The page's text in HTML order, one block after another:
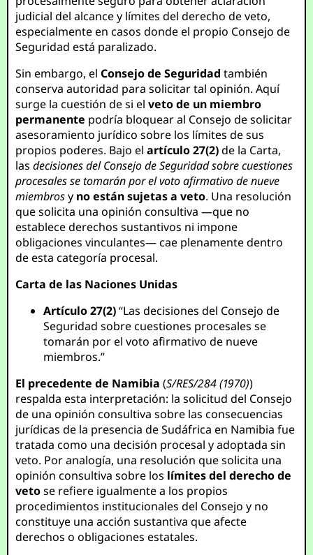
judicial del alcance y límites del derecho de veto,
especialmente en casos donde el propio Consejo de
Seguridad está paralizado.
Sin embargo, elConsejo de Seguridad también
conserva autoridad para solicitar tal opinión. Aquí
surge la cuestión de si elveto de un miembro
permanente podría bloquear al Consejo de solicitar
asesoramiento jurídico sobre los límites de sus
propios poderes. Bajo elartículo 27(2)de la Carta,
lasdecisiones del Consejo de Seguridad sobre cuestiones
procesales se tomarán por el voto afirmativo de nueve
miembrosy no están sujetas a veto. Una resolución
que solicita una opinión consultiva —que no
establece derechos sustantivos ni impone
obligaciones vinculantes— cae plenamente dentro
de esta categoría procesal.
Carta de las Naciones Unidas
Artículo 27(2)“Las decisiones del Consejo de
Seguridad sobre cuestiones procesales se
tomarán por el voto afirmativo de nueve
miembros.”
El precedente de Namibia (S/RES/284 (1970))
respalda esta interpretación: la solicitud del Consejo
de una opinión consultiva sobre las consecuencias
jurídicas de la presencia de Sudáfrica en Namibia fue
tratada como una decisión procesal y adoptada sin
veto. Por analogía, una resolución que solicita una
opinión consultiva sobre los límites del derecho de
vetose refiere igualmente a los propios
procedimientos institucionales del Consejo y no
constituye una acción sustantiva que afecte
derechos o obligaciones estatales.